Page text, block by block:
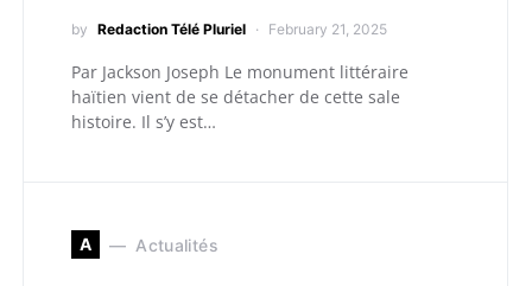
by Redaction Télé Pluriel February 21, 2025
Par Jackson Joseph Le monument littéraire
haïtien vient de se détacher de cette sale
histoire. Il s’y est…
A Actualités